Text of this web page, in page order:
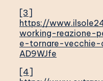
[3]
https://
working-reazione-
e-tornare-vecchie-
AD9WJfe
[4]